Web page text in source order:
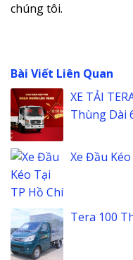
chúng tôi.
Bài Viết Liên Quan
XE TẢI
Thùng Dài
Xe Đầu
Tera 100